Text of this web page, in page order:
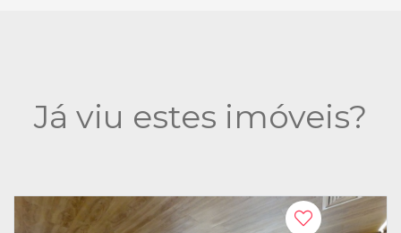
Já viu estes imóveis?